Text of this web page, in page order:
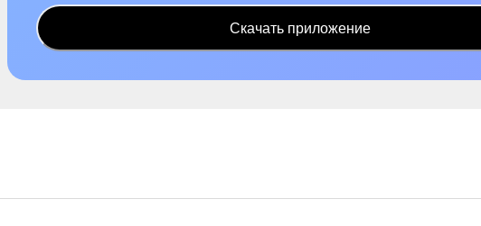
Скачать приложение